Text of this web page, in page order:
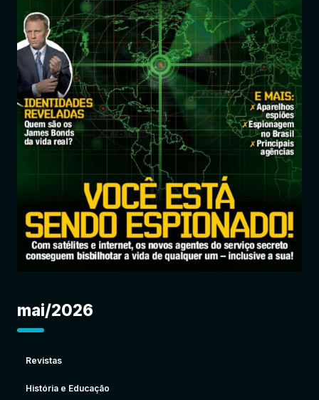
Jornais
Notícias
Entrar
mai/2026
Revistas
História e Educação